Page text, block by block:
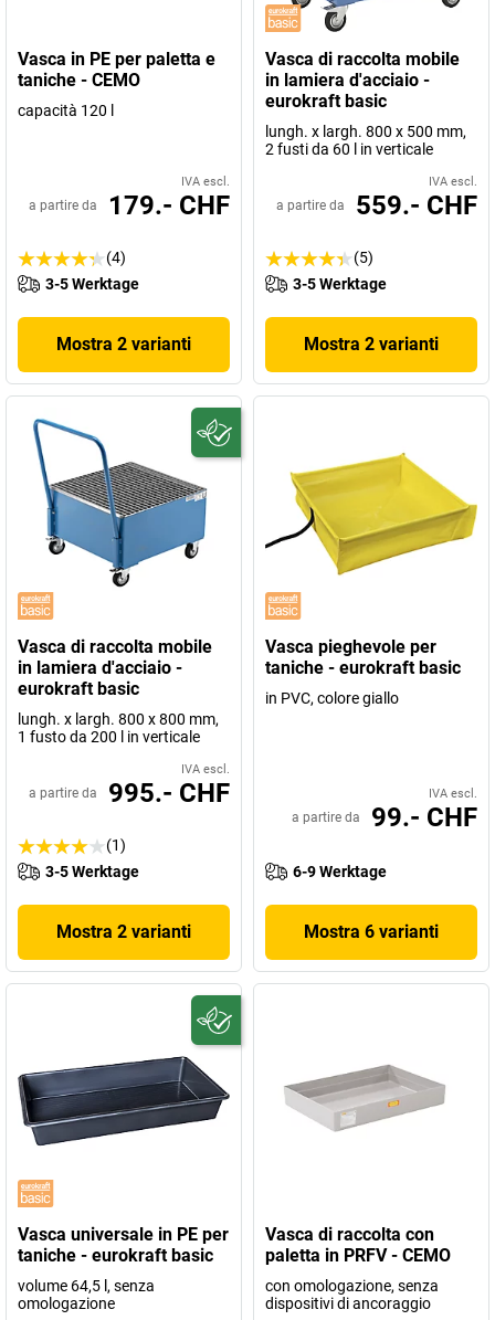
Vasca in PE per paletta e
taniche - CEMO
capacità 120 l
IVA escl.
a partire da 179.- CHF
(4)
3-5 Werktage
Mostra 2 varianti
Vasca di raccolta mobile
in lamiera d'acciaio -
eurokraft basic
lungh. x largh. 800 x 500 mm,
2 fusti da 60 l in verticale
IVA escl.
a partire da 559.- CHF
(5)
3-5 Werktage
Mostra 2 varianti
Vasca di raccolta mobile
in lamiera d'acciaio -
eurokraft basic
lungh. x largh. 800 x 800 mm,
1 fusto da 200 l in verticale
IVA escl.
a partire da 995.- CHF
(1)
3-5 Werktage
Mostra 2 varianti
Vasca pieghevole per
taniche - eurokraft basic
in PVC, colore giallo
IVA escl.
a partire da 99.- CHF
6-9 Werktage
Mostra 6 varianti
Vasca universale in PE per
taniche - eurokraft basic
volume 64,5 l, senza
omologazione
Vasca di raccolta con
paletta in PRFV - CEMO
con omologazione, senza
dispositivi di ancoraggio